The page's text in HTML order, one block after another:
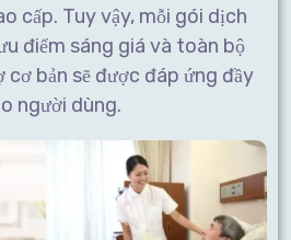
cấp. Tuy vậy, mỗi gói dịch
điểm sáng giá và toàn bộ
cơ bản sẽ được đáp ứng đầy
người dùng.